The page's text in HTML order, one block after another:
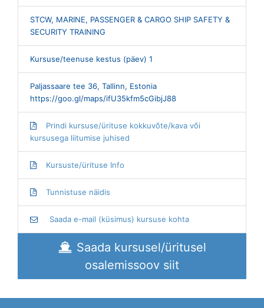
STCW, MARINE, PASSENGER & CARGO SHIP SAFETY &
SECURITY TRAINING
Kursuse/teenuse kestus (päev) 1
Paljassaare tee 36, Tallinn, Estonia
https://goo.gl/maps/ifU35kfm5cGibjJ88
Prindi kursuse/ürituse kokkuvõte/kava või
kursusega liitumise juhised
Kursuste/ürituse Info
Tunnistuse näidis
Saada e-mail (küsimus) kursuse kohta
Saada kursusel/üritusel
osalemissoov siit